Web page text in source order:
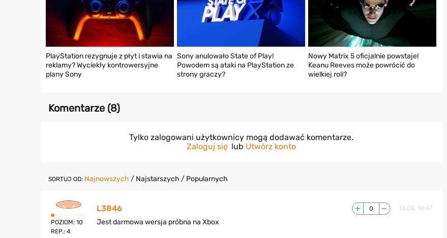
PlayStation rezygnuje z płyt i stawia na
reklamy? Wyciekły kontrowersyjne
plany Sony
Sony anulowało State of Play!
Powodem są ataki na PlayStation ze
strony graczy?
Nowy Matrix 5 oficjalnie powstaje!
Keanu Reeves może powrócić do
wielkiej roli?
Komentarze (8)
Tylko zalogowani użytkownicy mogą dodawać komentarze.
Zaloguj się lub Utwórz konto
SORTUJ OD: Najnowszych / Najstarszych / Popularnych
POZIOM: 10
REP.: 4
L3846 0 13.05, 10:47
Jest darmowa wersja próbna na Xbox